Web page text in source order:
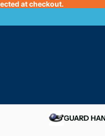
at checkout.
OXYGUARD